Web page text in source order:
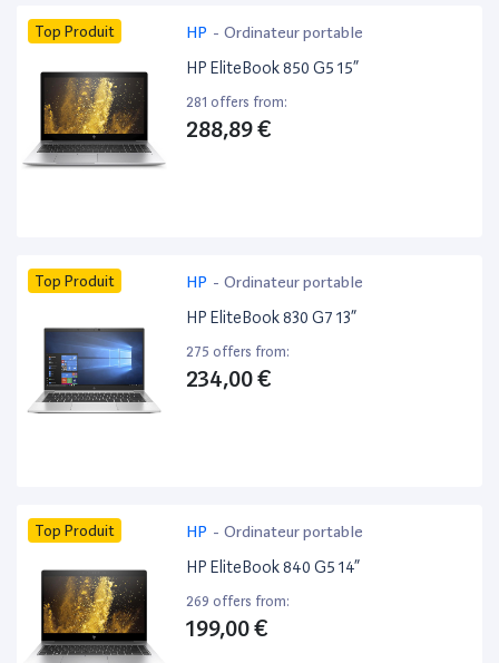
Top Produit HP - Ordinateur portable
HP EliteBook 850 G5 15”
281 offers from:
288,89 €
Top Produit HP - Ordinateur portable
HP EliteBook 830 G7 13”
275 offers from:
234,00 €
Top Produit HP - Ordinateur portable
HP EliteBook 840 G5 14”
269 offers from:
199,00 €